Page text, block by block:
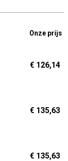
Onze prijs
€ 126,14
€ 135,63
€ 135,63